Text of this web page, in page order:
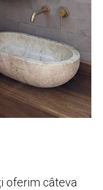
oferim câteva